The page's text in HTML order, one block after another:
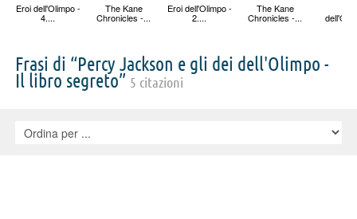
Eroi dell'Olimpo -
4....
The Kane
Chronicles -...
Eroi dell'Olimpo -
2....
The Kane
Chronicles -...
Frasi di “Percy Jackson e gli dei dell'Olimpo -
Il libro segreto” 5 citazioni